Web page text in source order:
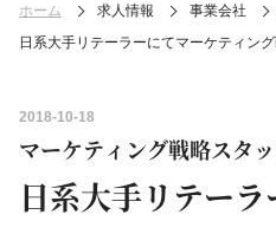
ホーム 求人情報 事業会社
日系大手リテーラーにてマーケティン
2018-10-18
マーケティング戦略スタ
日系大手リテー